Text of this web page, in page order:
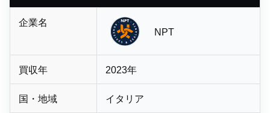
企業名
NPT
買収年 2023年
国・地域 イタリア